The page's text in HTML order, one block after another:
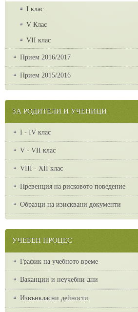
I клас
V Клас
VII клас
Прием 2016/2017
Прием 2015/2016
ЗА РОДИТЕЛИ И УЧЕНИЦИ
I - IV клас
V - VII клас
VІІІ - ХІІ клас
Превенция на рисковото поведение
Образци на изисквани документи
УЧЕБЕН ПРОЦЕС
График на учебното време
Ваканции и неучебни дни
Извънкласни дейности